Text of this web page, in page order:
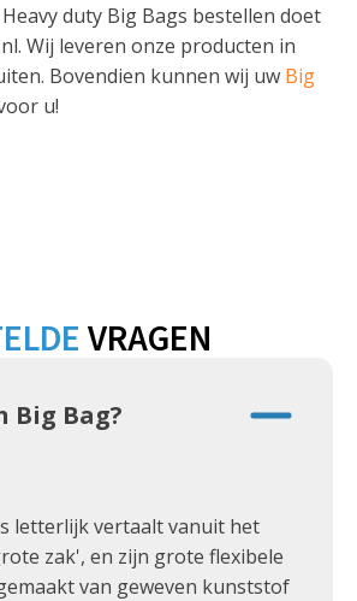
duty Big Bags bestellen doet
Wij leveren onze producten in
Bovendien kunnen wij uw Big
u!
VRAGEN
Big Bag?
letterlijk vertaalt vanuit het
zak', en zijn grote flexibele
van geweven kunststof